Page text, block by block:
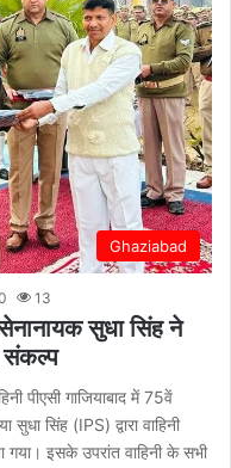
Ghaziabad
13
सुधा सिंह ने
संकल्प
पीएसी गाजियाबाद में 75वें
सिंह (IPS) द्वारा वाहिनी
गया। इसके उपरांत वाहिनी के सभी